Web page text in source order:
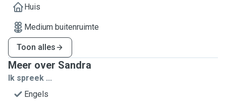
Huis
Medium buitenruimte
Toon alles
Meer over Sandra
Ik spreek ...
Engels